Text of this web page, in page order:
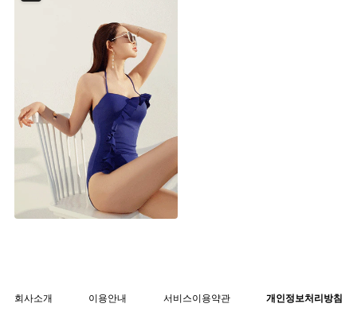
러블리 프릴 원피스수영복
▨리미티드 고별전 70%▨
bk1048 [44~55반] 3color
70% 17,900원 59,900원
회사소개 이용안내 서비스이용약관 개인정보처리방침